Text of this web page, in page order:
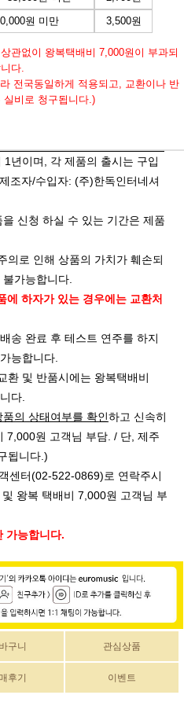
원 미만 3,500원
관없이 왕복택배비 7,000원이 부과되
다.
전국동일하게 적용되고, 교환이나 반
실비로 청구됩니다.)
년이며, 각 제품의 출시는 구입
조자/수입자: (주)한독인터네셔
신청 하실 수 있는 기간은 제품
의로 인해 상품의 가치가 훼손되
가능합니다.
에 하자가 있는 경우에는 교환처
송 완료 후 테스트 연주를 하지
능합니다.
환 및 반품시에는 왕복택배비
다.
의 상태여부를 확인하고 신속히
7,000원 고객님 부담. / 단, 제주
됩니다.)
센터(02-522-0869)로 연락주시
왕복 택배비 7,000원 고객님 부
가능합니다.
구니 관심상품
후기 이벤트